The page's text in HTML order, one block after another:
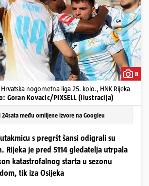
8
nogometna liga 25. kolo., HNK Rijeka
Goran Kovacic/PIXSELL (ilustracija)
24sata među omiljene izvore na Googleu
s pregršt šansi odigrali su
Rijeka je pred 5114 gledatelja utrpala
katastrofalnog starta u sezonu
tik iza Osijeka